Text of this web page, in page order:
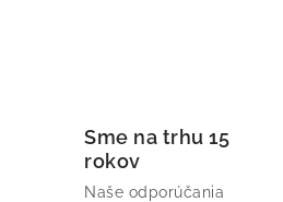
Sme na trhu 15
rokov
Naše odporúčania